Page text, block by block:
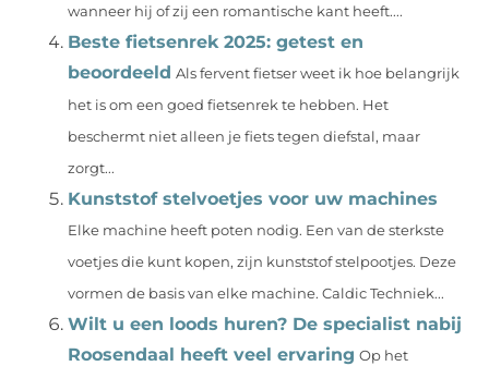
wanneer hij of zij een romantische kant heeft....
Beste fietsenrek 2025: getest en
beoordeeld Als fervent fietser weet ik hoe belangrijk
het is om een goed fietsenrek te hebben. Het
beschermt niet alleen je fiets tegen diefstal, maar
zorgt...
Kunststof stelvoetjes voor uw machines
Elke machine heeft poten nodig. Een van de sterkste
voetjes die kunt kopen, zijn kunststof stelpootjes. Deze
vormen de basis van elke machine. Caldic Techniek...
Wilt u een loods huren? De specialist nabij
Roosendaal heeft veel ervaring Op het